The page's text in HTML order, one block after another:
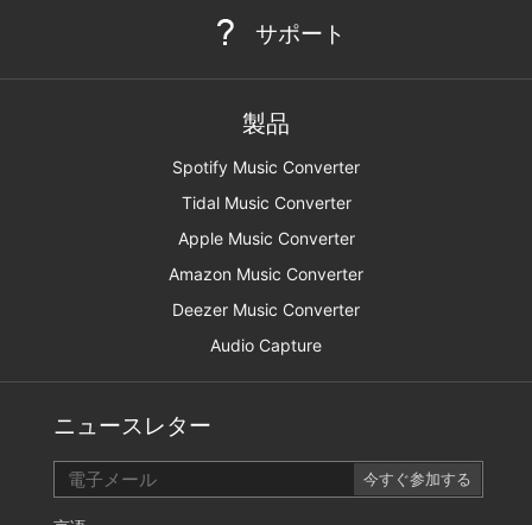
サポート
製品
Spotify Music Converter
Tidal Music Converter
Apple Music Converter
Amazon Music Converter
Deezer Music Converter
Audio Capture
ニュースレター